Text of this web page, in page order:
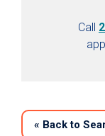
Call
« Back to